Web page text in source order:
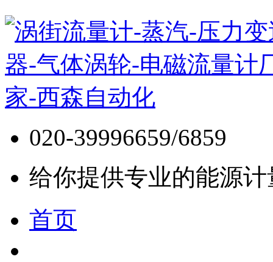
020-39996659/6859
给你提供专业的能源
首页